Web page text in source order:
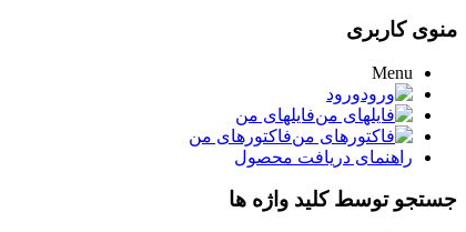
منوی کاربری
Menu
ورود
فایلهای من
فاکتورهای من
راهنمای دریافت محصول
جستجو توسط کلید واژه ها